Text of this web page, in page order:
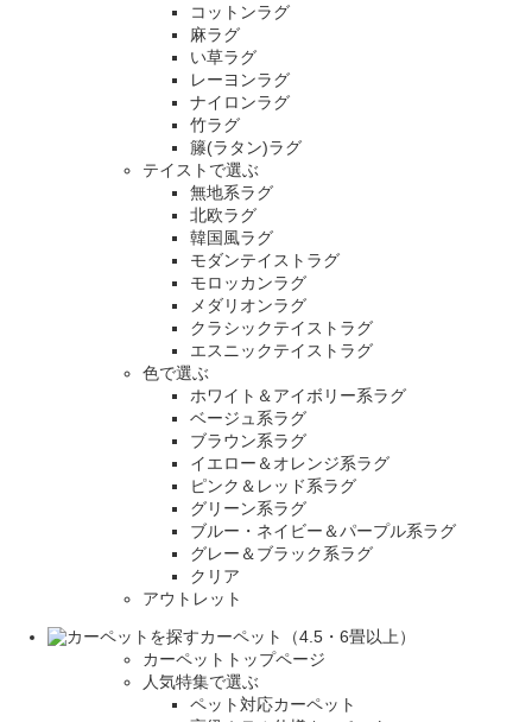
コットンラグ
麻ラグ
い草ラグ
レーヨンラグ
ナイロンラグ
竹ラグ
籐(ラタン)ラグ
テイストで選ぶ
無地系ラグ
北欧ラグ
韓国風ラグ
モダンテイストラグ
モロッカンラグ
メダリオンラグ
クラシックテイストラグ
エスニックテイストラグ
色で選ぶ
ホワイト＆アイボリー系ラグ
ベージュ系ラグ
ブラウン系ラグ
イエロー＆オレンジ系ラグ
ピンク＆レッド系ラグ
グリーン系ラグ
ブルー・ネイビー＆パープル系ラグ
グレー＆ブラック系ラグ
クリア
アウトレット
カーペット（4.5・6畳以上）
カーペットトップページ
人気特集で選ぶ
ペット対応カーペット